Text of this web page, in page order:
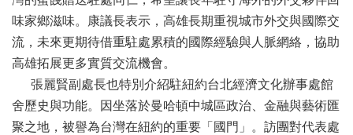
會
系
統
首
頁
味家鄉滋味。康議長表示，高雄長期重視城市外交與國際交
流，未來更期待借重駐處累積的國際經驗與人脈網絡，協助
高雄拓展更多實質交流機會。
張麗賢副處長也特別介紹駐紐約台北經濟文化辦事處館
舍歷史與功能。因坐落於曼哈頓中城區政治、金融與藝術匯
聚之地，被譽為台灣在紐約的重要「國門」。訪團對代表處